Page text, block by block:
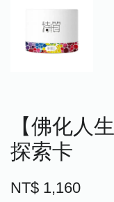
【佛化人
探索卡
NT$ 1,160